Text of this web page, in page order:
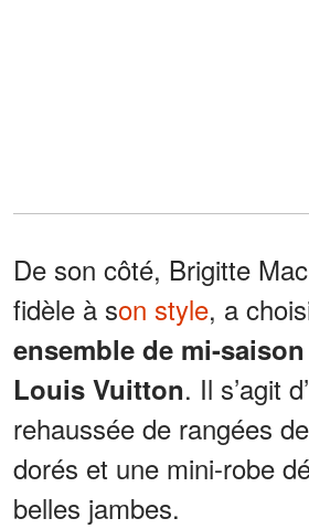
De son côté, Brigitte
fidèle à son style, a
ensemble de mi-
Louis Vuitton. Il s’agit
rehaussée de rangées
dorés et une mini-robe
belles jambes.